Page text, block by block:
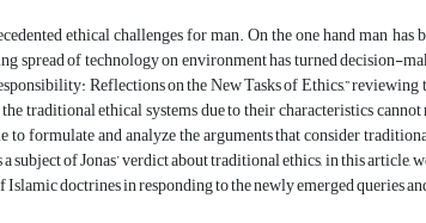
ethical challenges for man. On the one hand man
spread of technology on environment has turned decision-
Reflections on the New Tasks of Ethics,”
traditional ethical systems due to their characteristics
to formulate and analyze the arguments that consider
subject of Jonas’ verdict about traditional ethics, in this
doctrines in responding to the newly emerged queries